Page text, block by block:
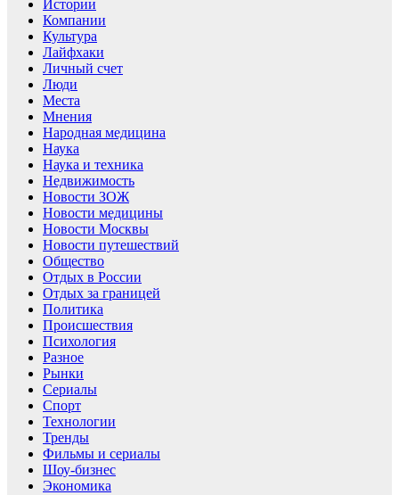
Истории
Компании
Культура
Лайфхаки
Личный счет
Люди
Места
Мнения
Народная медицина
Наука
Наука и техника
Недвижимость
Новости ЗОЖ
Новости медицины
Новости Москвы
Новости путешествий
Общество
Отдых в России
Отдых за границей
Политика
Происшествия
Психология
Разное
Рынки
Сериалы
Спорт
Технологии
Тренды
Фильмы и сериалы
Шоу-бизнес
Экономика